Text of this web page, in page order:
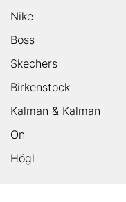
Nike
Boss
Skechers
Birkenstock
Kalman & Kalman
On
Högl